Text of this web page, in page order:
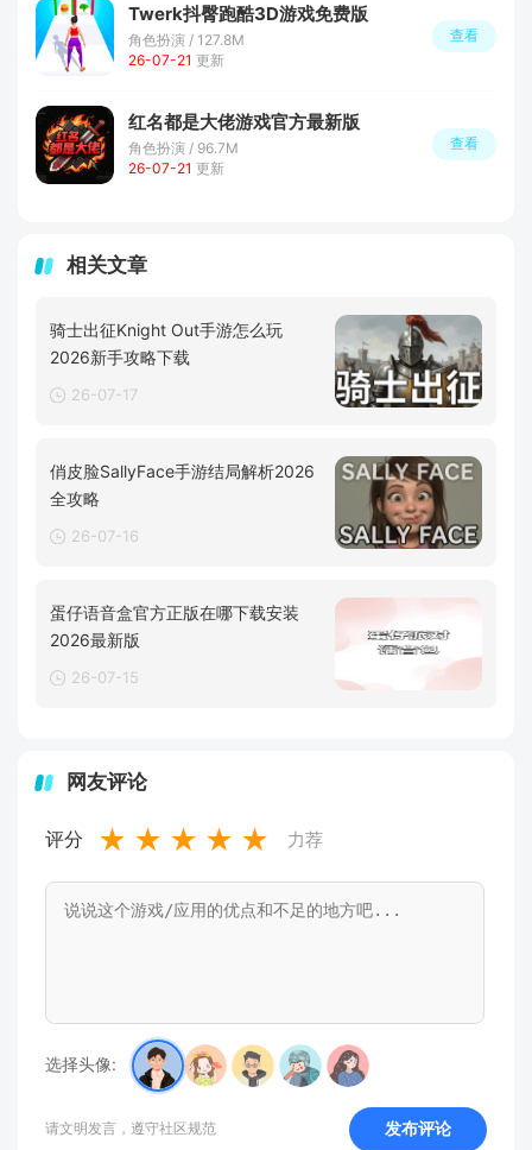
Twerk抖臀跑酷3D游戏免费版
角色扮演 / 127.8M
26-07-21 更新
查看
红名都是大佬游戏官方最新版
角色扮演 / 96.7M
26-07-21 更新
查看
相关文章
骑士出征Knight Out手游怎么玩
2026新手攻略下载
26-07-17
俏皮脸SallyFace手游结局解析2026
全攻略
26-07-16
蛋仔语音盒官方正版在哪下载安装
2026最新版
26-07-15
网友评论
评分 ★ ★ ★ ★ ★ 力荐
选择头像:
请文明发言，遵守社区规范 发布评论